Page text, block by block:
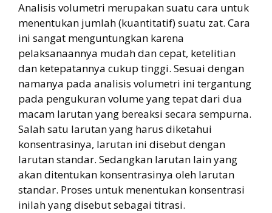
Analisis volumetri merupakan suatu cara untuk
menentukan jumlah (kuantitatif) suatu zat. Cara
ini sangat menguntungkan karena
pelaksanaannya mudah dan cepat, ketelitian
dan ketepatannya cukup tinggi. Sesuai dengan
namanya pada analisis volumetri ini tergantung
pada pengukuran volume yang tepat dari dua
macam larutan yang bereaksi secara sempurna.
Salah satu larutan yang harus diketahui
konsentrasinya, larutan ini disebut dengan
larutan standar. Sedangkan larutan lain yang
akan ditentukan konsentrasinya oleh larutan
standar. Proses untuk menentukan konsentrasi
inilah yang disebut sebagai titrasi.